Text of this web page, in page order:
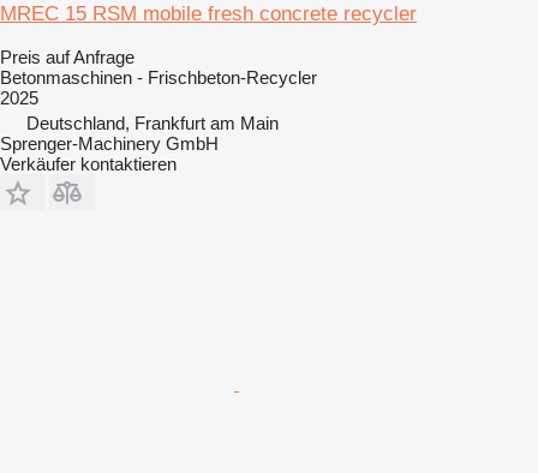
MREC 15 RSM mobile fresh concrete recycler
Preis auf Anfrage
Betonmaschinen - Frischbeton-Recycler
2025
Deutschland, Frankfurt am Main
Sprenger-Machinery GmbH
Verkäufer kontaktieren